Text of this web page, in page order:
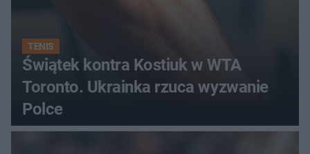
TENIS
Świątek kontra Kostiuk w WTA
Toronto. Ukrainka rzuca wyzwanie
Polce